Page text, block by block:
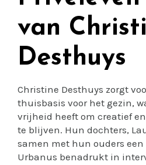
van
Desthuys
Christine Desthuys zorgt
thuisbasis voor het gezin,
vrijheid heeft om creatief
te blijven. Hun dochters,
samen met hun ouders
Urbanus benadrukt in